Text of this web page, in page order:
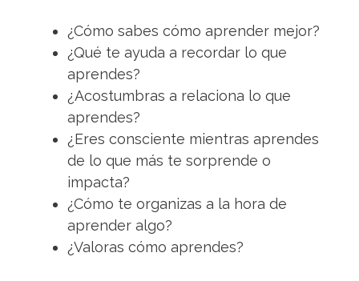
¿Cómo sabes cómo aprender mejor?
¿Qué te ayuda a recordar lo que
aprendes?
¿Acostumbras a relaciona lo que
aprendes?
¿Eres consciente mientras aprendes
de lo que más te sorprende o
impacta?
¿Cómo te organizas a la hora de
aprender algo?
¿Valoras cómo aprendes?